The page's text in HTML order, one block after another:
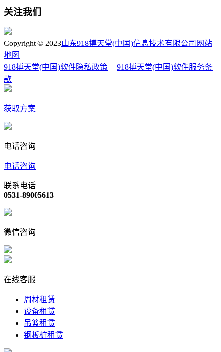
关注我们
Copyright © 2023山东918搏天堂(中国)信息技术有限公司 网站
地图
918搏天堂(中国)软件隐私政策
918搏天堂(中国)软件服务条
款
获取方案
电话咨询
电话咨询
联系电话
0531-89005613
微信咨询
在线客服
周材租赁
设备租赁
吊篮租赁
钢板桩租赁